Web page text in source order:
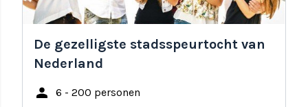
De gezelligste stadsspeurtocht van
Nederland
person 6 - 200 personen